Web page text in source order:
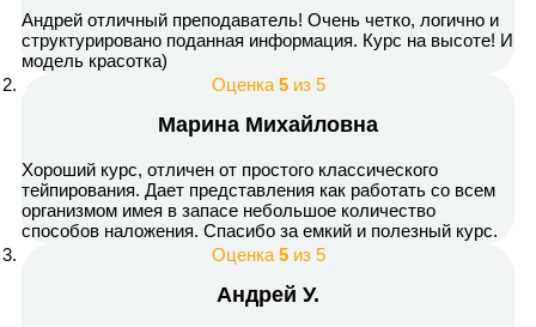
Андрей отличный преподаватель! Очень четко, логично и
структурировано поданная информация. Курс на высоте! И
модель красотка)
Оценка 5из 5
Марина Михайловна
Хороший курс, отличен от простого классического
тейпирования. Дает представления как работать со всем
организмом имея в запасе небольшое количество
способов наложения. Спасибо за емкий и полезный курс.
Оценка 5из 5
Андрей У.